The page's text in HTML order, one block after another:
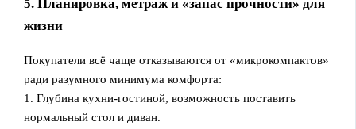
5. Планировка, метраж и «запас прочности» для
жизни
Покупатели всё чаще отказываются от «микрокомпактов»
ради разумного минимума комфорта:
1. Глубина кухни-гостиной, возможность поставить
нормальный стол и диван.